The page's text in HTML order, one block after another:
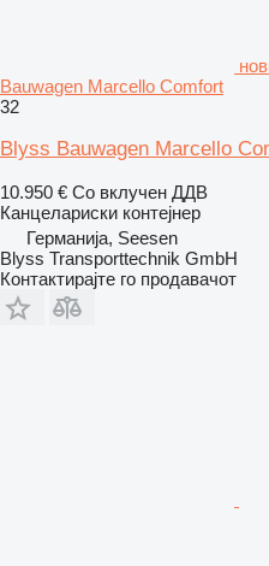
Bauwagen Marcello Comfort
32
Blyss Bauwagen Marcello
10.950 € Со вклучен ДДВ
Канцелариски контејнер
Германија, Seesen
Blyss Transporttechnik GmbH
Контактирајте го продавачот